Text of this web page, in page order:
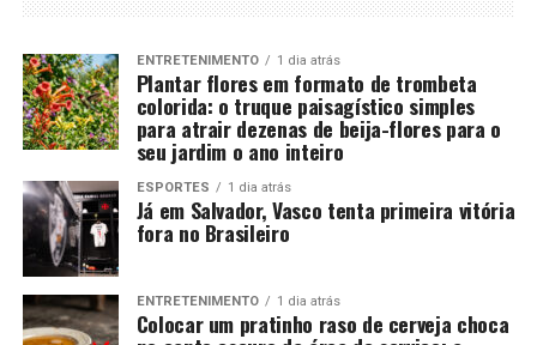
ENTRETENIMENTO 1 dia atrás
Plantar flores em formato de trombeta
colorida: o truque paisagístico simples
para atrair dezenas de beija-flores para o
seu jardim o ano inteiro
ESPORTES 1 dia atrás
Já em Salvador, Vasco tenta primeira vitória
fora no Brasileiro
ENTRETENIMENTO 1 dia atrás
Colocar um pratinho raso de cerveja choca